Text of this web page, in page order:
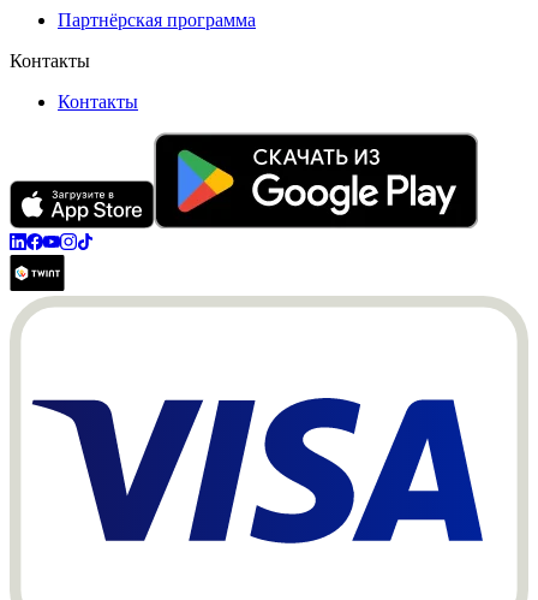
Партнёрская программа
Контакты
Контакты